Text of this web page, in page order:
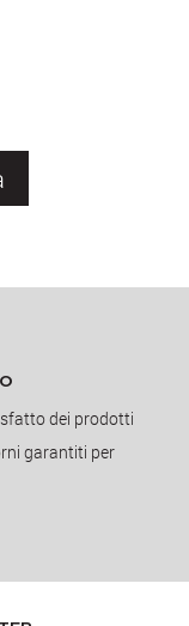
dei prodotti
garantiti per